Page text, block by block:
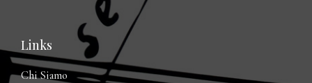
Links
Chi Siamo